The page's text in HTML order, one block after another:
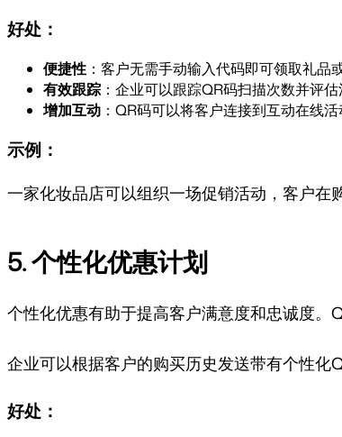
好处：
便捷性 ：客户无需手动输入代码即可领取礼品
有效跟踪 ：企业可以跟踪QR码扫描次数并评估
增加互动 ：QR码可以将客户连接到互动在线活
示例：
一家化妆品店可以组织一场促销活动，客户在
5. 个性化优惠计划
个性化优惠有助于提高客户满意度和忠诚度。
企业可以根据客户的购买历史发送带有个性化
好处：